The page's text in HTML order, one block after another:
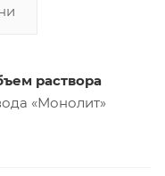
раствора
«Монолит»